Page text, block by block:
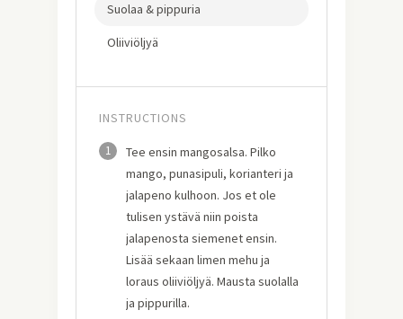
Suolaa & pippuria
Oliiviöljyä
INSTRUCTIONS
1
Tee ensin mangosalsa. Pilko
mango, punasipuli, korianteri ja
jalapeno kulhoon. Jos et ole
tulisen ystävä niin poista
jalapenosta siemenet ensin.
Lisää sekaan limen mehu ja
loraus oliiviöljyä. Mausta suolalla
ja pippurilla.